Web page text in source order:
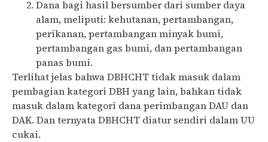
Dana bagi hasil bersumber dari sumber daya
alam, meliputi: kehutanan, pertambangan,
perikanan, pertambangan minyak bumi,
pertambangan gas bumi, dan pertambangan
panas bumi.
Terlihat jelas bahwa DBHCHT tidak masuk dalam
pembagian kategori DBH yang lain, bahkan tidak
masuk dalam kategori dana perimbangan DAU dan
DAK. Dan ternyata DBHCHT diatur sendiri dalam UU
cukai.